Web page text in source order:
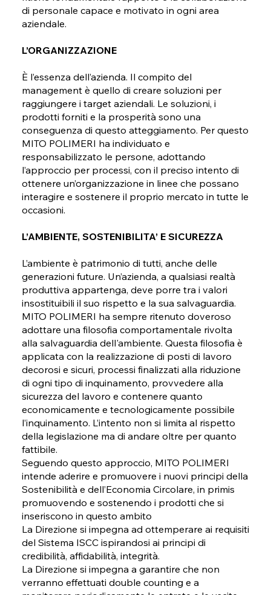
di personale capace e motivato in ogni area
aziendale.
L’ORGANIZZAZIONE
È l’essenza dell’azienda. Il compito del
management è quello di creare soluzioni per
raggiungere i target aziendali. Le soluzioni, i
prodotti forniti e la prosperità sono una
conseguenza di questo atteggiamento. Per questo
MITO POLIMERI ha individuato e
responsabilizzato le persone, adottando
l’approccio per processi, con il preciso intento di
ottenere un’organizzazione in linee che possano
interagire e sostenere il proprio mercato in tutte le
occasioni.
L’AMBIENTE, SOSTENIBILITA’ E SICUREZZA
L’ambiente è patrimonio di tutti, anche delle
generazioni future. Un’azienda, a qualsiasi realtà
produttiva appartenga, deve porre tra i valori
insostituibili il suo rispetto e la sua salvaguardia.
MITO POLIMERI ha sempre ritenuto doveroso
adottare una filosofia comportamentale rivolta
alla salvaguardia dell'ambiente. Questa filosofia è
applicata con la realizzazione di posti di lavoro
decorosi e sicuri, processi finalizzati alla riduzione
di ogni tipo di inquinamento, provvedere alla
sicurezza del lavoro e contenere quanto
economicamente e tecnologicamente possibile
l’inquinamento. L’intento non si limita al rispetto
della legislazione ma di andare oltre per quanto
fattibile.
Seguendo questo approccio, MITO POLIMERI
intende aderire e promuovere i nuovi principi della
Sostenibilità e dell’Economia Circolare, in primis
promuovendo e sostenendo i prodotti che si
inseriscono in questo ambito
La Direzione si impegna ad ottemperare ai requisiti
del Sistema ISCC ispirandosi ai principi di
credibilità, affidabilità, integrità.
La Direzione si impegna a garantire che non
verranno effettuati double counting e a